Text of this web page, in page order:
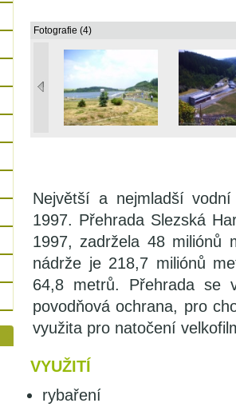
Fotografie (4)
Největší a nejmladší
1997. Přehrada Slezská
1997, zadržela 48 miliónů
nádrže je 218,7 miliónů
64,8 metrů. Přehrada se
povodňová ochrana, pro
využita pro natočení
VYUŽITÍ
rybaření